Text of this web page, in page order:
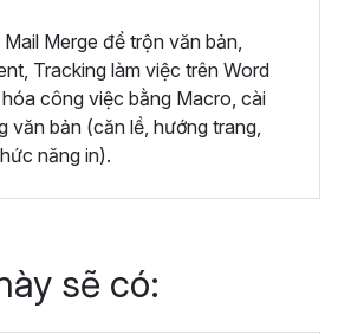
Merge để trộn văn bản,
Tracking làm việc trên Word
công việc bằng Macro, cài
văn bản (căn lề, hướng trang,
năng in).
sẽ có: